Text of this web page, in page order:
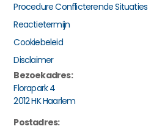
Procedure Conflicterende Situaties
Reactietermijn
Cookiebeleid
Disclaimer
Bezoekadres:
Florapark 4
2012 HK Haarlem
Postadres: